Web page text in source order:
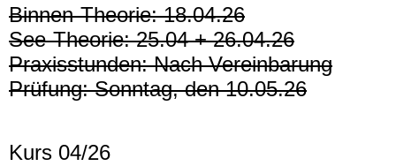
Binnen-Theorie: 18.04.26
See-Theorie: 25.04 + 26.04.26
Praxisstunden: Nach Vereinbarung
Prüfung: Sonntag, den 10.05.26
Kurs 04/26